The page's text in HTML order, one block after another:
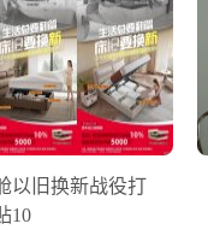
以旧换新战役打
10